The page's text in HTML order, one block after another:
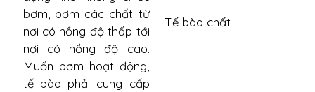
bơm, bơm các chất từ
nơi có nồng độ thấp tới
nơi có nồng độ cao.
Muốn bơm hoạt động,
tế bào phải cung cấp
Tế bào chất